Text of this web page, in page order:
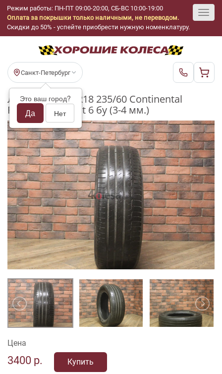
Режим работы: ПН-ПТ 09:00-20:00, СБ-ВС 10:00-19:00
Оплата за покрышки только наличными, не переводом.
Скидки до 50% - успейте приобрести нужную номенклатуру.
Санкт-Петербург
Это ваш город?
Да Нет
Летние шины R18 235/60 Continental
PremiumContact 6 бу (3-4 мм.)
Цена
3400 р. Купить